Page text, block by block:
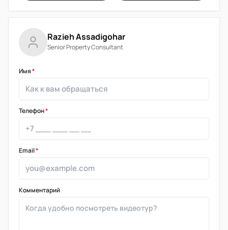
Razieh Assadigohar
Senior Property Consultant
Имя*
Телефон*
Email*
Комментарий